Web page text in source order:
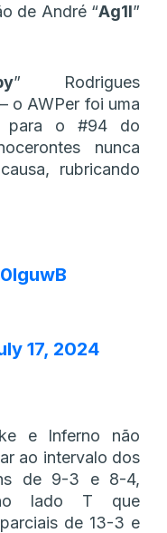
de André “Ag1l”
” Rodrigues
o AWPer foi uma
para o #94 do
nunca
rubricando
17, 2024
e Inferno não
ao intervalo dos
de 9-3 e 8-4,
no lado T que
de 13-3 e